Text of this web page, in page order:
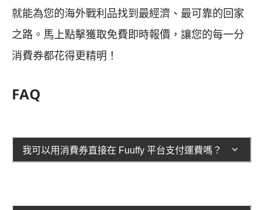
就能為您的海外戰利品找到最經濟、最可靠的回家
之路。馬上點擊獲取免費即時報價，讓您的每一分
消費券都花得更精明！
FAQ
我可以用消費券直接在 Fuuffy 平台支付運費嗎？